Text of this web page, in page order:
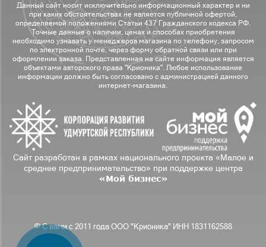
Данный сайт носит исключительно информационный характер и ни
при каких обстоятельствах не является публичной офертой,
определяемой положениями Статьи 437 Гражданского кодекса РФ.
Точные данные о наличии, ценах и способах приобретения
необходимо узнавать у менеджеров магазина по телефону, запросом
по электронной почте, через форму обратной связи или при
оформлении заказа. Представленная на сайте информация является
объектами авторского права "Крионика". Любое использование
информации должно быть согласовано с администрацией данного
интернет-магазина.
Сайт разработан в рамках национального проекта «Малое и
среднее предпринимательство» при поддержке центра
«Мой бизнес»
© С вами с 2011 года ООО "Крионика" ИНН 1831162588